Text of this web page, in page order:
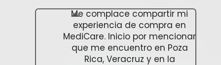
Me complace compartir mi
experiencia de compra en
MediCare. Inicio por mencionar
que me encuentro en Poza
Rica, Veracruz y en la